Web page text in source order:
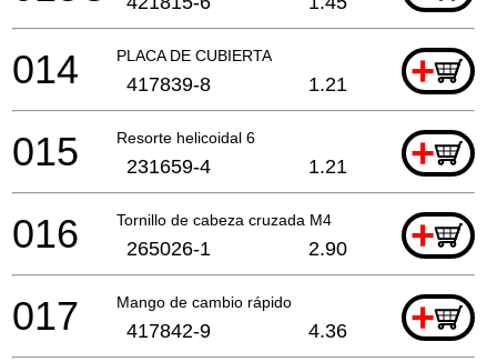
PLACA DE CUBIERTA +
014 417839-8 1.21
Resorte helicoidal 6 +
015 231659-4 1.21
Tornillo de cabeza cruzada M4 +
016 265026-1 2.90
Mango de cambio rápido +
017 417842-9 4.36